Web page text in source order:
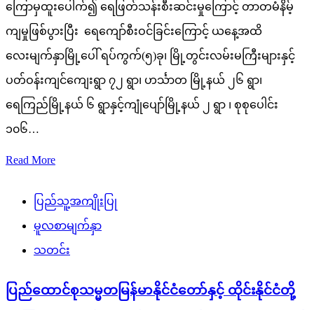
ကြောမှထူးပေါက်၍ ရေဖြတ်သန်းစီးဆင်းမှုကြောင့် တာတမံနိမ့်
ကျမှုဖြစ်ပွားပြီး ရေကျော်စီးဝင်ခြင်းကြောင့် ယနေ့အထိ
လေးမျက်နှာမြို့ပေါ် ရပ်ကွက်(၅)ခု၊ မြို့တွင်းလမ်းမကြီးများနှင့်
ပတ်ဝန်းကျင်ကျေးရွာ ၇၂ ရွာ၊ ဟင်္သာတ မြို့နယ် ၂၆ ရွာ၊
ရေကြည်မြို့နယ် ၆ ရွာနှင့်ကျုံပျော်မြို့နယ် ၂ ရွာ ၊ စုစုပေါင်း
၁၀၆…
Read More
ပြည်သူ့အကျိုးပြု
မူလစာမျက်နှာ
သတင်း
ပြည်ထောင်စုသမ္မတမြန်မာနိုင်ငံတော်နှင့် ထိုင်းနိုင်ငံတို့